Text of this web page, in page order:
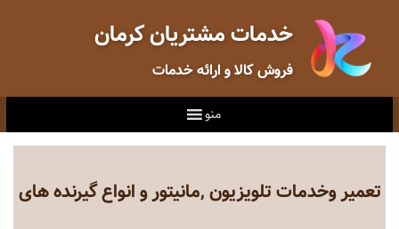
خدمات مشتریان کرمان
فروش کالا و ارائه خدمات
منو
تعمیر وخدمات تلویزیون ,مانیتور و انواع گیرنده های